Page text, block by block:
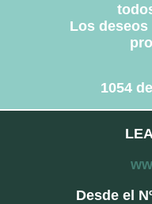
Los
1054
Desde el